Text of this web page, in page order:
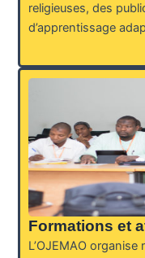
religieuses, des
d’apprentissage
Formations et
L’OJEMAO